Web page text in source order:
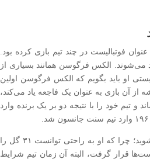
فوتبالیست در چند تیم بازی کرده بود.
می‌شوند. الکس فرگوسن همانند بسیاری از
او باید بگویم که الکس فرگوسن اولین
همیشه از آن بازی به عنوان یک فاجعه یاد می‌کند،
و تیم خود را با نتیجه دو بر یک برنده وارد
تا الان اگر به نابغه بودن او در فوتبال شک داشتید، الان باید مطمئن شوید؛ چرا که او به راحتی توانست ۳۱ گل را
قرار گرفت، البته آن زمان تیم شرایط